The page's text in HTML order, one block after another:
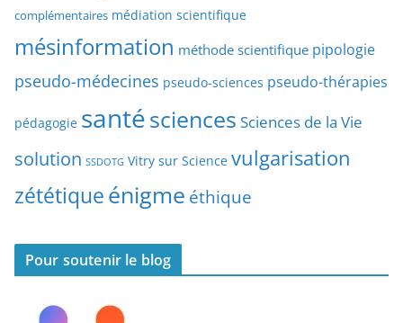
i
c
l
e
e
complémentaires médiation scientifique
mésinformation méthode scientifique pipologie
pseudo-médecines pseudo-sciences pseudo-thérapies
pédagogie santésciences Sciences de la Vie
solution SSDOTG Vitry sur Science vulgarisation
zététiqueénigme éthique
Pour soutenir le blog